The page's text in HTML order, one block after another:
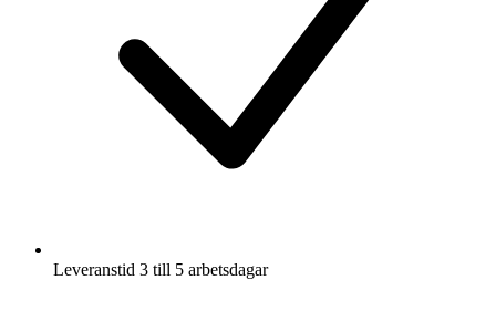
Leveranstid 3 till 5 arbetsdagar